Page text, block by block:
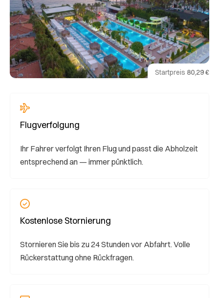
Startpreis 80,29 €
Flugverfolgung
Ihr Fahrer verfolgt Ihren Flug und passt die Abholzeit
entsprechend an — immer pünktlich.
Kostenlose Stornierung
Stornieren Sie bis zu 24 Stunden vor Abfahrt. Volle
Rückerstattung ohne Rückfragen.